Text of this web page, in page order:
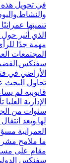
في تحويل هذه
تنميتها
الذي أثير
مهمة جدًا
المجتمعات
تحاول
قانونيه لم
الإدارية
سنوات من
لها.وبعد
العمرانية
ما ملامح
سفنكس